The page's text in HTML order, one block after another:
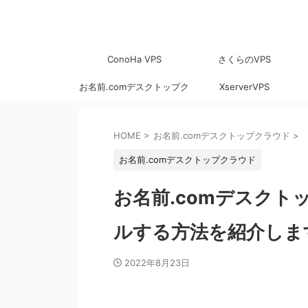
ConoHa VPS さくらのVPS
お名前.comデスクトップク XserverVPS
HOME > お名前.comデスクトップクラウド >
お名前.comデスクトップクラウド
お名前.comデスクト
ルする方法を紹介しま
2022年8月23日